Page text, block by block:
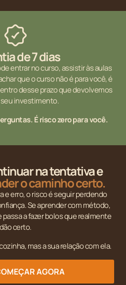
de 7 dias
entrar no curso, assistir às aulas
que o curso não é para você, é
desse prazo que devolvemos
seu investimento.
É risco zero para você.
na tentativa e
o caminho certo.
e erro, o risco é seguir perdendo
Se aprender com método,
a fazer bolos que realmente
dão certo.
mas a sua relação com ela.
AGORA